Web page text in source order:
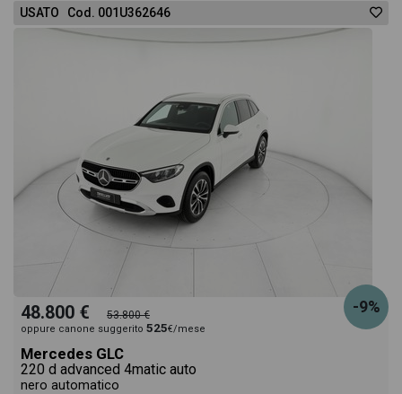
USATO Cod. 001U362646
-9%
48.800 € 53.800 €
oppure canone suggerito 525€/mese
Mercedes GLC
220 d advanced 4matic auto
nero automatico